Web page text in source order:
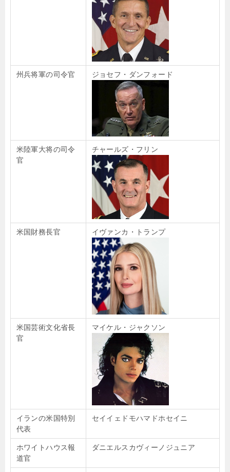
州兵将軍の司令官 ジョセフ・ダンフォード
米陸軍大将の司令
官
チャールズ・フリン
米国財務長官 イヴァンカ・トランプ
米国芸術文化省長
官
マイケル・ジャクソン
イランの米国特別
代表
セイイェドモハマドホセイニ
ホワイトハウス報
道官
ダニエルスカヴィーノジュニア